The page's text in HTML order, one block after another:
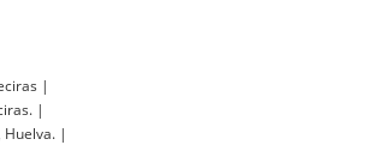
|
|
Huelva. |